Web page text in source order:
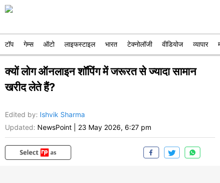
टॉप गेम्स ऑटो लाइफस्टाइल भारत टेक्नोलॉजी वीडियोज व्यापार
क्यों लोग ऑनलाइन शॉपिंग में जरूरत से ज्यादा सामान
खरीद लेते हैं?
Edited by: Ishvik Sharma
Updated: NewsPoint 23 May 2026, 6:27 pm